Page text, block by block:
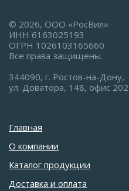
© 2026, ООО «РосВил»
ИНН 6163025193
ОГРН 1026103165660
Все права защищены.
344090, г. Ростов-на-Дону,
ул. Доватора, 148, офис 202.
Главная
О компании
Каталог продукции
Доставка и оплата